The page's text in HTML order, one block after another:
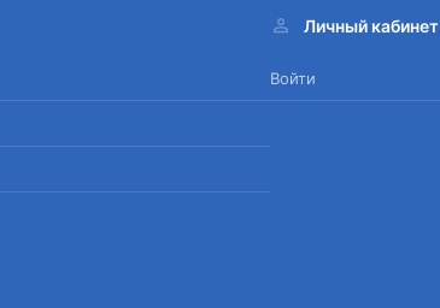
Личный кабинет
Войти